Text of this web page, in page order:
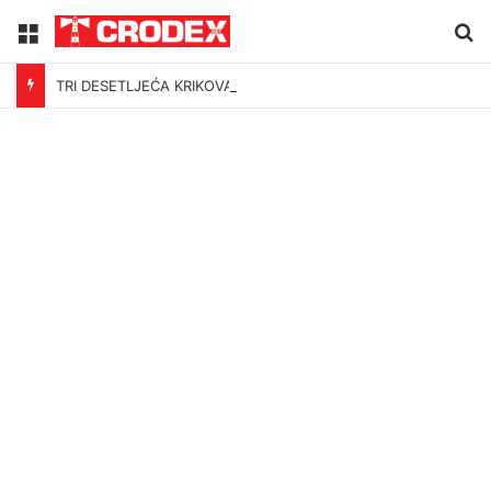
Menu
TRI DESETLJEĆA KRIKOVA OČAJNIKA